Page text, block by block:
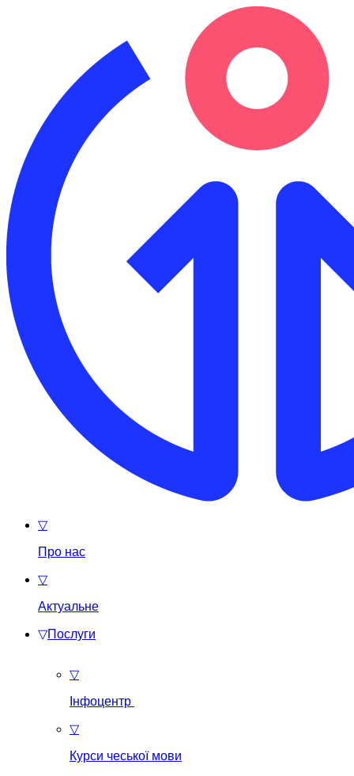
▽
Про нас
▽
Актуальне
▽Послуги
▽
Інфоцентр
▽
Курси чеської мови